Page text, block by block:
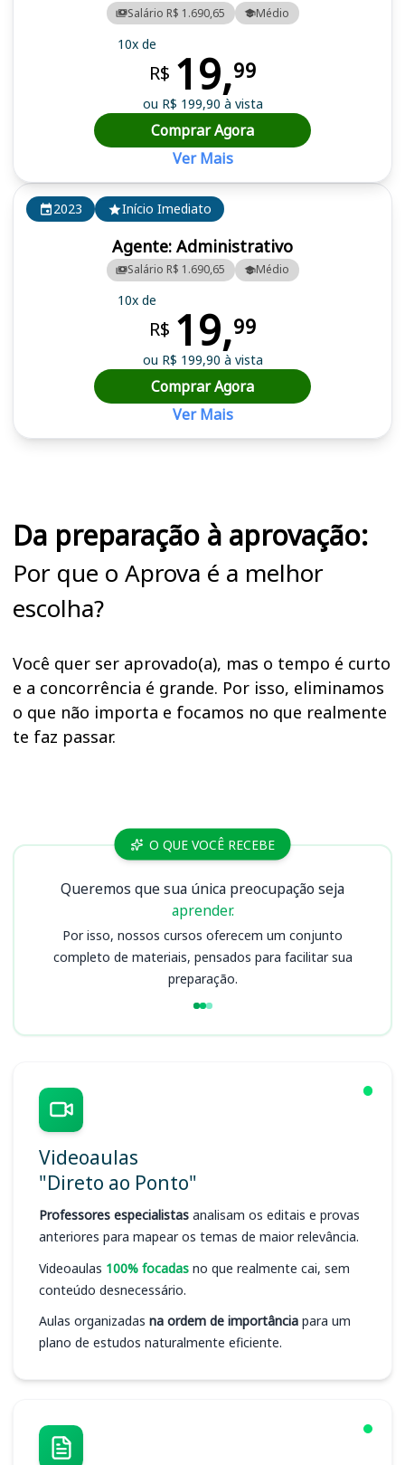
2023 Início Imediato
Agente: Administrativo
Salário R$ 1.690,65 Médio
10x de
R$ 19,99
ou R$ 199,90 à vista
Comprar Agora
Ver Mais
Salário R$ 1.690,65 Médio
10x de
R$ 19,99
ou R$ 199,90 à vista
Comprar Agora
Ver Mais
Da preparação à aprovação:
Por que o Aprova é a melhor
escolha?
Você quer ser aprovado(a), mas o tempo é curto
e a concorrência é grande. Por isso, eliminamos
o que não importa e focamos no que realmente
te faz passar.
Cursos O QUE VOCÊ RECEBE
Queremos que sua única preocupação seja
aprender.
Por isso, nossos cursos oferecem um conjunto
completo de materiais, pensados para facilitar sua
preparação.
Videoaulas
"Direto ao Ponto"
Professores especialistas analisam os editais e provas
anteriores para mapear os temas de maior relevância.
Videoaulas 100% focadas no que realmente cai, sem
conteúdo desnecessário.
Aulas organizadas na ordem de importância para um
plano de estudos naturalmente eficiente.